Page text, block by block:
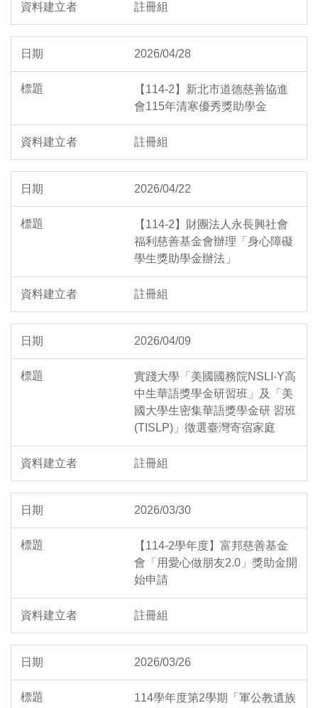
註冊組
2026/04/28
【114-2】新北市道德慈善協進
會115年清寒優秀獎助學金
註冊組
2026/04/22
【114-2】財團法人永長興社會
福利慈善基金會辦理「身心障礙
學生獎助學金辦法」
註冊組
2026/04/09
實踐大學「美國國務院NSLI-Y高
中生華語獎學金研習班」及「美
國大學生密集華語獎學金研 習班
(TISLP)」徵選臺灣寄宿家庭
註冊組
2026/03/30
【114-2學年度】富邦慈善基金
會「用愛心做朋友2.0」獎助金開
始申請
註冊組
2026/03/26
114學年度第2學期「軍公教遺族